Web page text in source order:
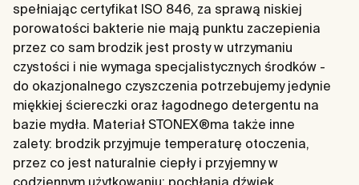
spełniając certyfikat ISO 846, za sprawą niskiej
porowatości bakterie nie mają punktu zaczepienia
przez co sam brodzik jest prosty w utrzymaniu
czystości i nie wymaga specjalistycznych środków -
do okazjonalnego czyszczenia potrzebujemy jedynie
miękkiej ściereczki oraz łagodnego detergentu na
bazie mydła. Materiał STONEX®ma także inne
zalety: brodzik przyjmuje temperaturę otoczenia,
przez co jest naturalnie ciepły i przyjemny w
codziennym użytkowaniu; pochłania dźwięk